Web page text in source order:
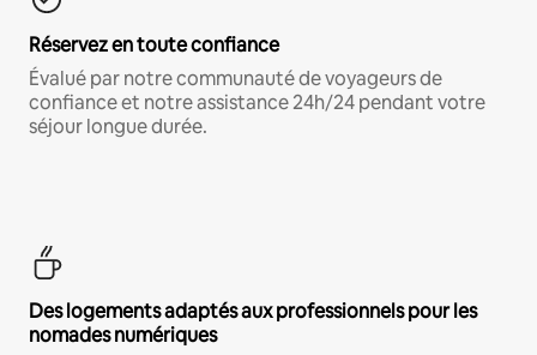
Réservez en toute confiance
Évalué par notre communauté de voyageurs de
confiance et notre assistance 24h/24 pendant votre
séjour longue durée.
Des logements adaptés aux professionnels pour les
nomades numériques